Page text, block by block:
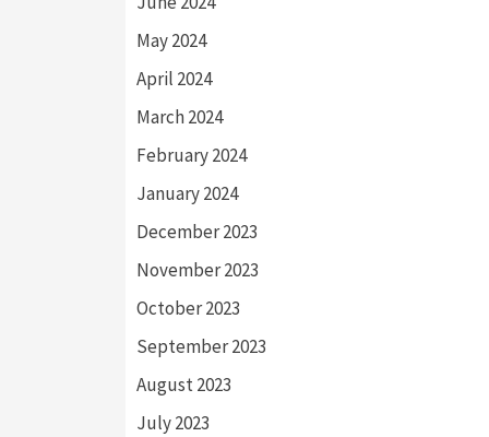
May 2024
April 2024
March 2024
February 2024
January 2024
December 2023
November 2023
October 2023
September 2023
August 2023
July 2023